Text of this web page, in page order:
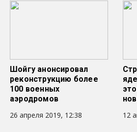
Шойгу анонсировал
реконструкцию более
100 военных
аэродромов
26 апреля 2019, 12:38
12